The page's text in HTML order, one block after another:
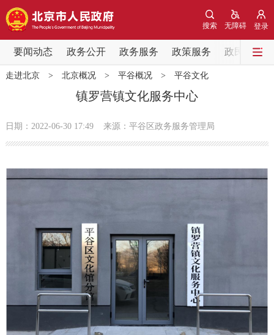
登录
无障碍
搜索
要闻动态 政务公开 政务服务 政策服务 政民互动
要闻动态
党中央精神 国务院信息 中央部委动态
政策兑现 政策解读
决策公开 专题公开
政务服务
走进北京> 北京概况> 平谷概况> 平谷文化
镇罗营镇文化服务中心
日期：2022-06-30 17:49 来源：平谷区政务服务管理局